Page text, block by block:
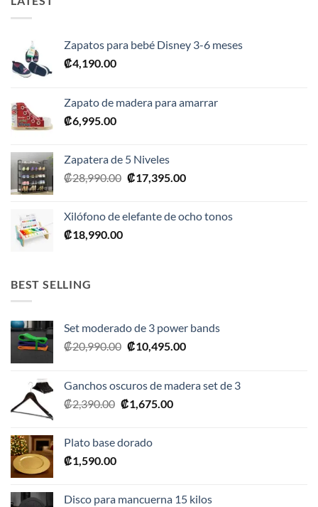
Zapatos para bebé Disney 3-6 meses
₡4,190.00
Zapato de madera para amarrar
₡6,995.00
Zapatera de 5 Niveles
₡28,990.00 El
era:
₡17,395.00El
es:
Xilófono de elefante de ocho tonos
₡18,990.00
BEST SELLING
Set moderado de 3 power bands
₡20,990.00 El
era:
₡20,990.00.
₡10,495.00El
es:
Ganchos oscuros de madera set de 3
₡2,390.00 El
era:
₡1,675.00El
Plato base dorado
₡1,590.00
Disco para mancuerna 15 kilos